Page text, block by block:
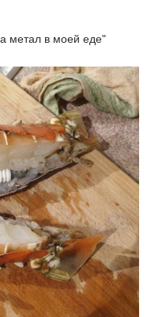
метал в моей еде"